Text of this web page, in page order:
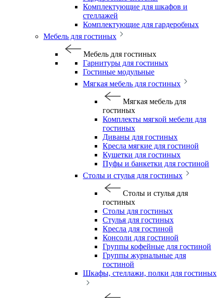
Комплектующие для шкафов и
стеллажей
Комплектующие для гардеробных
Мебель для гостиных
Мебель для гостиных
Гарнитуры для гостиных
Гостиные модульные
Мягкая мебель для гостиных
Мягкая мебель для
гостиных
Комплекты мягкой мебели для
гостиных
Диваны для гостиных
Кресла мягкие для гостиной
Кушетки для гостиных
Пуфы и банкетки для гостиной
Столы и стулья для гостиных
Столы и стулья для
гостиных
Столы для гостиных
Стулья для гостиных
Кресла для гостиной
Консоли для гостиной
Группы кофейные для гостиной
Группы журнальные для
гостиной
Шкафы, стеллажи, полки для гостиных